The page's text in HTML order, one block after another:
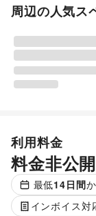
周辺の人気ス
利用料金
料金非公開
最低14日間
インボイス対